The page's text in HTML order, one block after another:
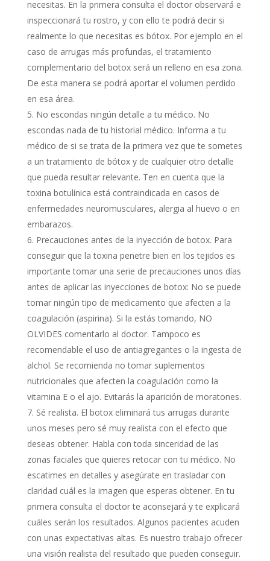
necesitas. En la primera consulta el doctor observará e
inspeccionará tu rostro, y con ello te podrá decir si
realmente lo que necesitas es bótox. Por ejemplo en el
caso de arrugas más profundas, el tratamiento
complementario del botox será un relleno en esa zona.
De esta manera se podrá aportar el volumen perdido
en esa área.
No escondas ningún detalle a tu médico. No
escondas nada de tu historial médico. Informa a tu
médico de si se trata de la primera vez que te sometes
a un tratamiento de bótox y de cualquier otro detalle
que pueda resultar relevante. Ten en cuenta que la
toxina botulínica está contraindicada en casos de
enfermedades neuromusculares, alergia al huevo o en
embarazos.
Precauciones antes de la inyección de botox. Para
conseguir que la toxina penetre bien en los tejidos es
importante tomar una serie de precauciones unos días
antes de aplicar las inyecciones de botox: No se puede
tomar ningún tipo de medicamento que afecten a la
coagulación (aspirina). Si la estás tomando, NO
OLVIDES comentarlo al doctor. Tampoco es
recomendable el uso de antiagregantes o la ingesta de
alchol. Se recomienda no tomar suplementos
nutricionales que afecten la coagulación como la
vitamina E o el ajo. Evitarás la aparición de moratones.
Sé realista. El botox eliminará tus arrugas durante
unos meses pero sé muy realista con el efecto que
deseas obtener. Habla con toda sinceridad de las
zonas faciales que quieres retocar con tu médico. No
escatimes en detalles y asegúrate en trasladar con
claridad cuál es la imagen que esperas obtener. En tu
primera consulta el doctor te aconsejará y te explicará
cuáles serán los resultados. Algunos pacientes acuden
con unas expectativas altas. Es nuestro trabajo ofrecer
una visión realista del resultado que pueden conseguir.